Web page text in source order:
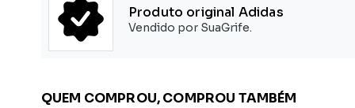
Produto original Adidas
Vendido por SuaGrife.
QUEM COMPROU, COMPROU TAMBÉM